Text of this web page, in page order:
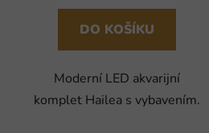
DO KOŠÍKU
Moderní LED akvarijní
komplet Hailea s vybavením.